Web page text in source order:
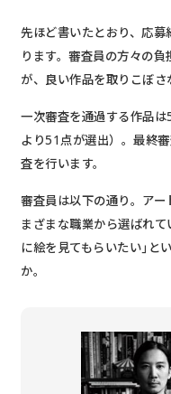
先ほど書いたとおり、応
ります。審査員の方々の
が、良い作品を取りこぼさ
一次審査を通過する作品
より51点が選出）。最終
査を行います。
審査員は以下の通り。ア
まざまな職業から選ばれ
に絵を見てもらいたい｣と
か。